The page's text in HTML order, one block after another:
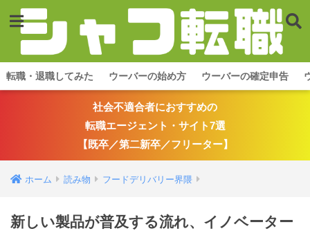
転職・退職してみた ウーバーの始め方 ウーバーの確定申告
社会不適合者におすすめの
転職エージェント・サイト7選
【既卒／第二新卒／フリーター】
ホーム 読み物 フードデリバリー界隈
新しい製品が普及する流れ、イノベーター